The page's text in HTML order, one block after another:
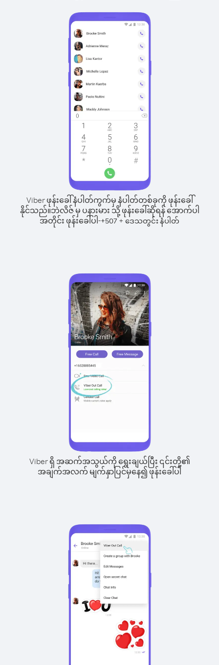
Viber ဖုန်းခေါ်နံပါတ်ကွက်မှ နံပါတ်တစ်ခုကို ဖုန်းခေါ်
နိုင်သည်။ဘဲလိဇ် မှ ပနားမား သို့ ဖုန်းခေါ်ဆိုရန် အောက်ပါ
အတိုင်း ဖုန်းခေါ်ပါ-+507+ဒေသတွင်း နံပါတ်
Viber ရှိ အဆက်အသွယ်ကို ရွေးချယ်ပြီး ၎င်းတို့၏
အချက်အလက် မျက်နှာပြင်မှနေ၍ ဖုန်းခေါ်ပါ